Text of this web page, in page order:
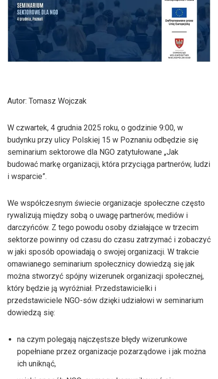
Autor: Tomasz Wojczak
W czwartek, 4 grudnia 2025 roku, o godzinie 9:00, w
budynku przy ulicy Polskiej 15 w Poznaniu odbędzie się
seminarium sektorowe dla NGO zatytułowane „Jak
budować markę organizacji, która przyciąga partnerów, ludzi
i wsparcie”.
We współczesnym świecie organizacje społeczne często
rywalizują między sobą o uwagę partnerów, mediów i
darczyńców. Z tego powodu osoby działające w trzecim
sektorze powinny od czasu do czasu zatrzymać i zobaczyć
w jaki sposób opowiadają o swojej organizacji. W trakcie
omawianego seminarium społecznicy dowiedzą się jak
można stworzyć spójny wizerunek organizacji społecznej,
który będzie ją wyróżniał. Przedstawicielki i
przedstawiciele NGO-sów dzięki udziałowi w seminarium
dowiedzą się:
na czym polegają najczęstsze błędy wizerunkowe
popełniane przez organizacje pozarządowe i jak można
ich uniknąć,